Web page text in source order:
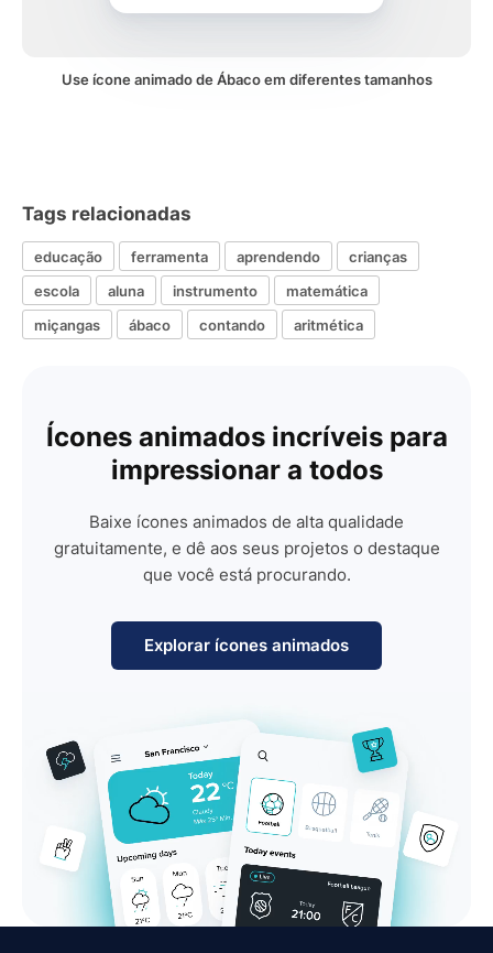
Use ícone animado de Ábaco em diferentes tamanhos
Tags relacionadas
educação ferramenta aprendendo
crianças
escola
aluna instrumento
matemática
miçangas
ábaco contando aritmética
Ícones animados incríveis para
impressionar a todos
Baixe ícones animados de alta qualidade
gratuitamente, e dê aos seus projetos o destaque
que você está procurando.
Explorar ícones animados